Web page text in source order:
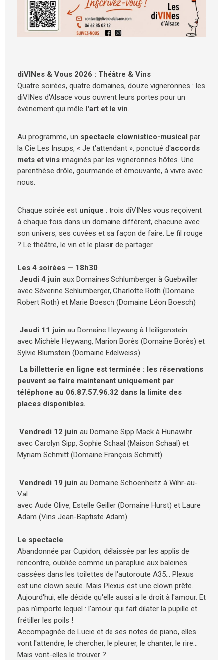
diVINes & Vous 2026 : Théâtre & Vins
Quatre soirées, quatre domaines, douze vigneronnes : les
diVINes d'Alsace vous ouvrent leurs portes pour un
événement qui mêle l'art et le vin.
Au programme, un spectacle clownistico-musical par
la Cie Les Insups, « Je t'attendant », ponctué d'accords
mets et vins imaginés par les vigneronnes hôtes. Une
parenthèse drôle, gourmande et émouvante, à vivre avec
nous.
Chaque soirée est unique : trois diVINes vous reçoivent
à chaque fois dans un domaine différent, chacune avec
son univers, ses cuvées et sa façon de faire. Le fil rouge
? Le théâtre, le vin et le plaisir de partager.
Les 4 soirées — 18h30
Jeudi 4 juin aux Domaines Schlumberger à Guebwiller
avec Séverine Schlumberger, Charlotte Roth (Domaine
Robert Roth) et Marie Boesch (Domaine Léon Boesch)
Jeudi 11 juin au Domaine Heywang à Heiligenstein
avec Michèle Heywang, Marion Borès (Domaine Borès) et
Sylvie Blumstein (Domaine Edelweiss)
️ La billetterie en ligne est terminée : les réservations
peuvent se faire maintenant uniquement par
téléphone au 06.87.57.96.32 dans la limite des
places disponibles.
Vendredi 12 juin au Domaine Sipp Mack à Hunawihr
avec Carolyn Sipp, Sophie Schaal (Maison Schaal) et
Myriam Schmitt (Domaine François Schmitt)
Vendredi 19 juin au Domaine Schoenheitz à Wihr-au-
Val
avec Aude Olive, Estelle Geiller (Domaine Hurst) et Laure
Adam (Vins Jean-Baptiste Adam)
Le spectacle
Abandonnée par Cupidon, délaissée par les applis de
rencontre, oubliée comme un parapluie aux baleines
cassées dans les toilettes de l'autoroute A35… Plexus
est une clown seule. Mais Plexus est une clown prête.
Aujourd'hui, elle décide qu'elle aussi a le droit à l'amour. Et
pas n'importe lequel : l'amour qui fait dilater la pupille et
frétiller les poils !
Accompagnée de Lucie et de ses notes de piano, elles
vont l'attendre, le chercher, le pleurer, le chanter, le rire…
Mais vont-elles le trouver ?